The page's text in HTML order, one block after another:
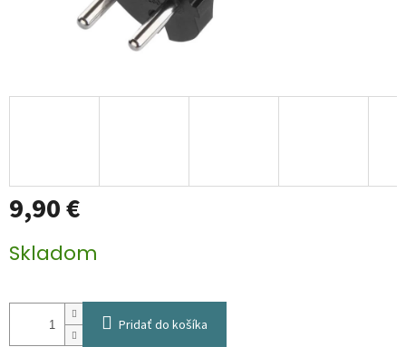
9,90 €
cena:
Skladom
Pridať do košíka